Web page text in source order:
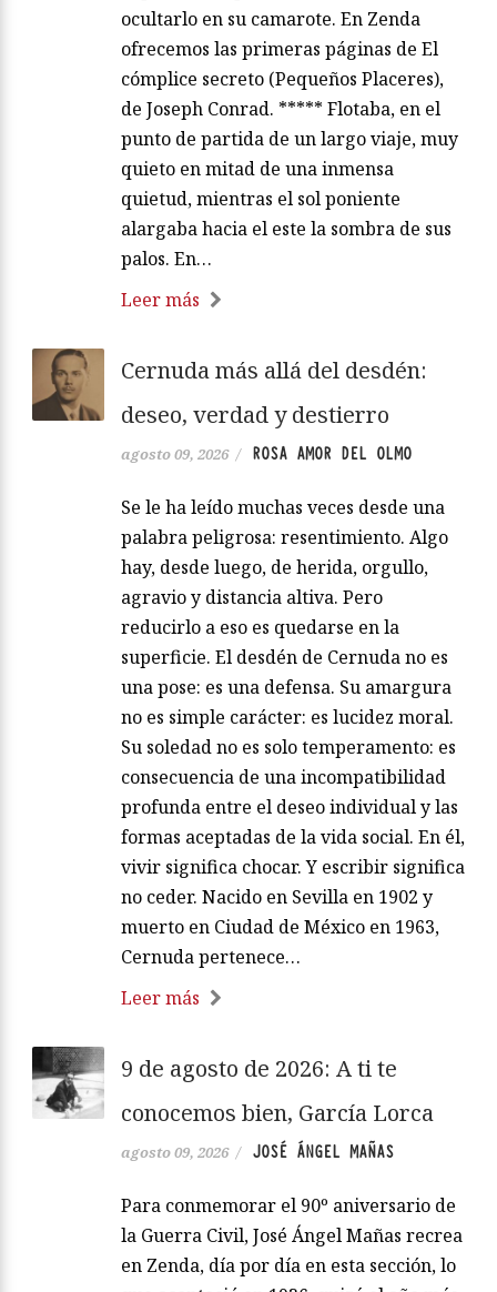
ocultarlo en su camarote. En Zenda
ofrecemos las primeras páginas de El
cómplice secreto (Pequeños Placeres),
de Joseph Conrad. ***** Flotaba, en el
punto de partida de un largo viaje, muy
quieto en mitad de una inmensa
quietud, mientras el sol poniente
alargaba hacia el este la sombra de sus
palos. En…
Leer más
Cernuda más allá del desdén:
deseo, verdad y destierro
agosto 09, 2026 / ROSA AMOR DEL OLMO
Se le ha leído muchas veces desde una
palabra peligrosa: resentimiento. Algo
hay, desde luego, de herida, orgullo,
agravio y distancia altiva. Pero
reducirlo a eso es quedarse en la
superficie. El desdén de Cernuda no es
una pose: es una defensa. Su amargura
no es simple carácter: es lucidez moral.
Su soledad no es solo temperamento: es
consecuencia de una incompatibilidad
profunda entre el deseo individual y las
formas aceptadas de la vida social. En él,
vivir significa chocar. Y escribir significa
no ceder. Nacido en Sevilla en 1902 y
muerto en Ciudad de México en 1963,
Cernuda pertenece…
Leer más
9 de agosto de 2026: A ti te
conocemos bien, García Lorca
agosto 09, 2026 / JOSÉ ÁNGEL MAÑAS
Para conmemorar el 90º aniversario de
la Guerra Civil, José Ángel Mañas recrea
en Zenda, día por día en esta sección, lo